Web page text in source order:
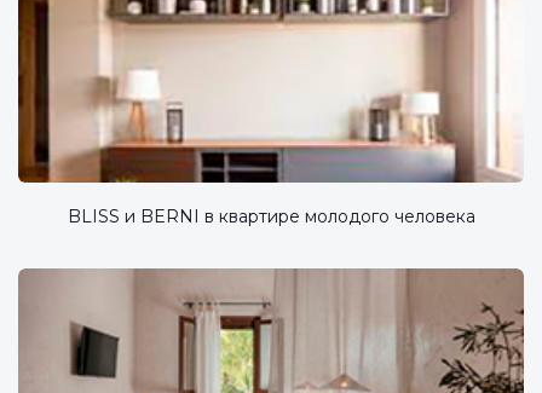
BLISS и BERNI в квартире молодого человека